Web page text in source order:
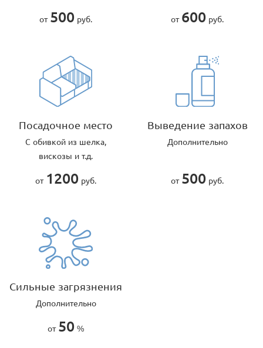
от 500 руб. от 600 руб.
Посадочное место
С обивкой из шелка,
вискозы и т.д.
от 1200 руб.
Выведение запахов
Дополнительно
от 500 руб.
Сильные загрязнения
Дополнительно
от 50 %